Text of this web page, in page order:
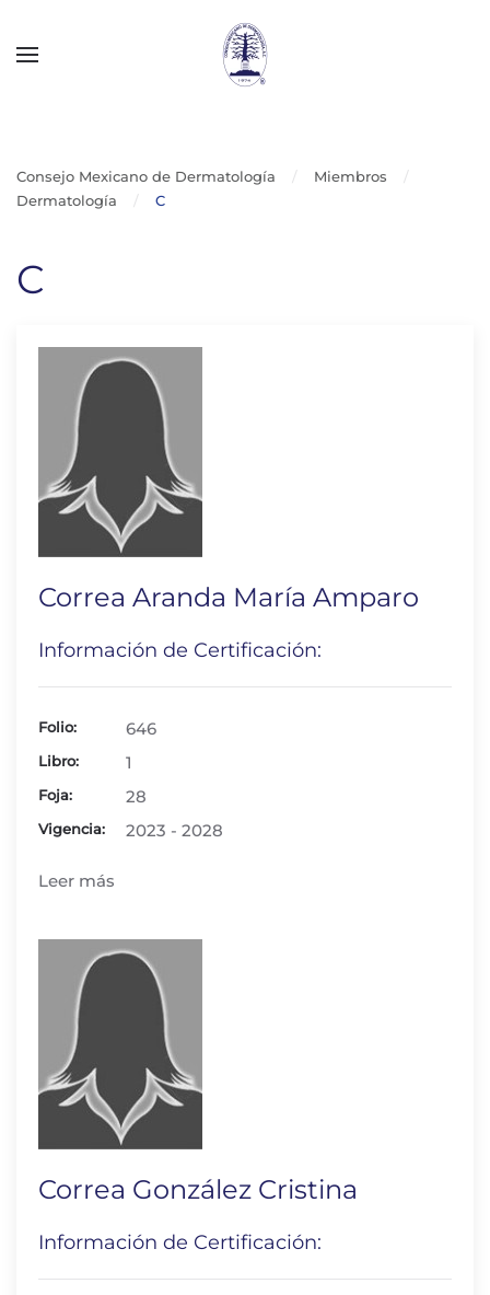
Consejo Mexicano de Dermatología
Miembros
Dermatología
C
C
Correa Aranda María Amparo
Información de Certificación:
Folio: 646
Libro: 1
Foja: 28
Vigencia: 2023 - 2028
Leer más
Correa González Cristina
Información de Certificación: